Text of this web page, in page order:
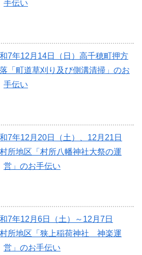
手伝い
7年12月14日（日）高千穂町押方
「町道草刈り及び側溝清掃」のお
手伝い
7年12月20日（土）、12月21日
所地区「村所八幡神社大祭の運
営」のお手伝い
7年12月6日（土）～12月7日
村所地区「狭上稲荷神社 神楽運
営」のお手伝い